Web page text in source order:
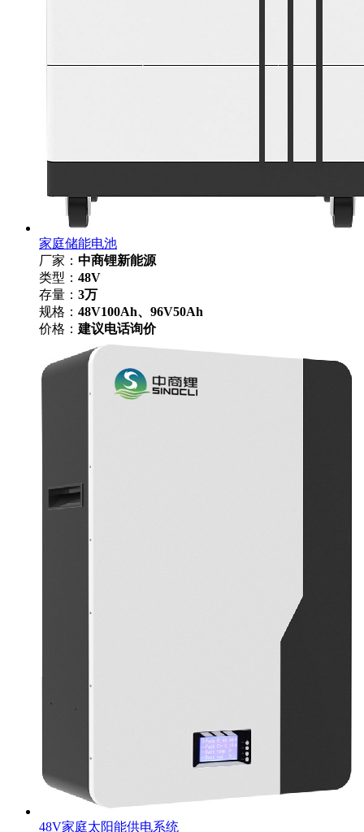
家庭储能电池
厂家： 中商锂新能源
类型： 48V
存量： 3万
规格： 48V100Ah、96V50Ah
价格： 建议电话询价
48V家庭太阳能供电系统